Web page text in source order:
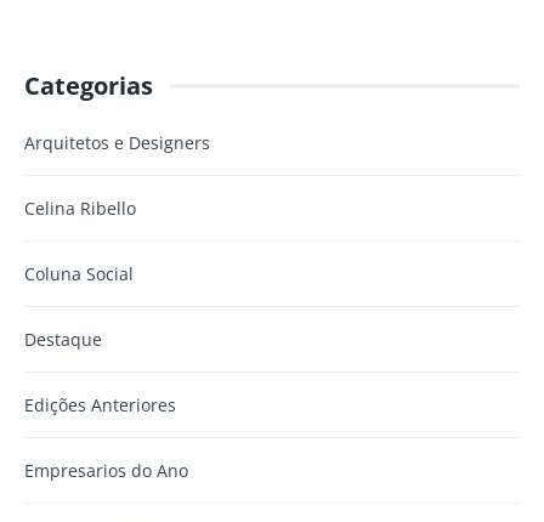
Categorias
Arquitetos e Designers
Celina Ribello
Coluna Social
Destaque
Edições Anteriores
Empresarios do Ano